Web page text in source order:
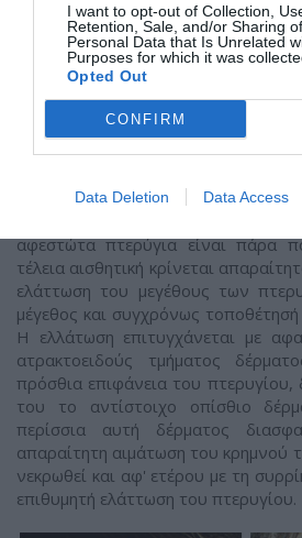
I want to opt-out of Collection,
Retention, Sale, and/or Sharing
Personal Data that Is Unrelated
Purposes for which it was
Opted Out
CONFIRM
Data Deletion Data Access
Ελάττωση μεγέθους
Μίκρεμα αυτιών
Στα πλαίσια της
αναφερθούμε στην
πτερυγίου, λόγω υπερβολικού
αφεστώτα πτερύγια είναι
των αφεστώτων πτερυγίων
αφεστώτα πτερύγια είναι πάρα
τέλεια αισθητική κρίνεται
ελάττωση του μεγέθους των
μέγεθος και συγχρόνως
H ελλάτωση επιτυγχάνεται με
ατρακτοειδούς τμήματος
πρόσθια επιφάνεια του πτερυγίου,
του το αντίστοιχο οπίσθιο
περίσσια αυτή δέρματος
απαραίτητη αιμάτωση του κρημνού
νεκρωθεί και αφ' ετέρου με τη
επιθυμητή ελάττωση του πτερυγίου.